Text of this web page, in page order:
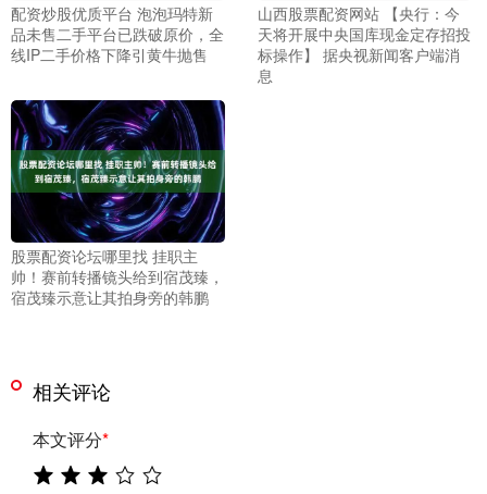
配资炒股优质平台 泡泡玛特新
品未售二手平台已跌破原价，全
线IP二手价格下降引黄牛抛售
山西股票配资网站 【央行：今
天将开展中央国库现金定存招投
标操作】 据央视新闻客户端消
息
股票配资论坛哪里找 挂职主
帅！赛前转播镜头给到宿茂臻，
宿茂臻示意让其拍身旁的韩鹏
相关评论
本文评分*